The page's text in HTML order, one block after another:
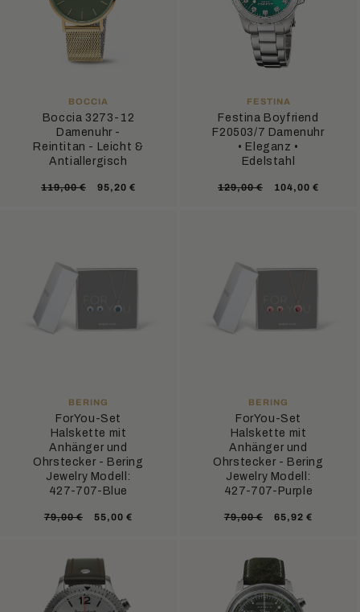
ANBIETER:
BOCCIA
Boccia 3273-12
Damenuhr -
Reintitan - Leicht &
Antiallergisch
Normaler
119,00 € Verkaufspreis
95,20 €
ANBIETER:
FESTINA
Festina Boyfriend
F20503/7 Damenuhr
• Eleganz •
Edelstahl
Normaler
129,00 € 104,00 €
ANBIETER:
BERING
ForYou-Set
Halskette mit
Anhänger und
Ohrstecker - Bering
Jewelry Modell:
427-707-Blue
Normaler
79,00 € Verkaufspreis
55,00 €
ANBIETER:
BERING
ForYou-Set
Halskette mit
Anhänger und
Ohrstecker - Bering
Jewelry Modell:
427-707-Purple
Normaler
79,00 € 65,92 €